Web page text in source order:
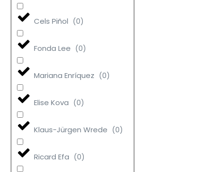
Cels Piñol (0)
Fonda Lee (0)
Mariana Enríquez (0)
Elise Kova (0)
Klaus-Jürgen Wrede (0)
Ricard Efa (0)